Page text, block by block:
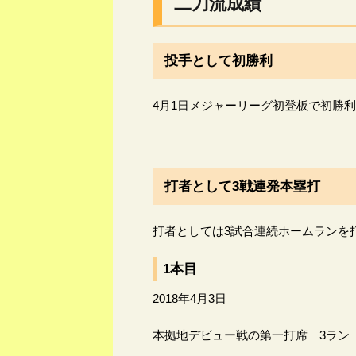
投手として初勝利
4月1日メジャーリーグ初登板で初勝利
打者として3戦連発本塁打
打者としては3試合連続ホームランを
1本目
2018年4月3日
本拠地デビュー戦の第一打席 3ラン